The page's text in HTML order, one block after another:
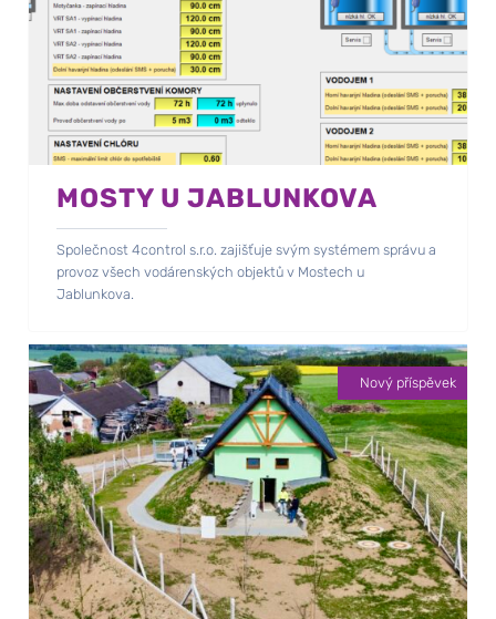
MOSTY U JABLUNKOVA
Společnost 4control s.r.o. zajišťuje svým systémem správu a
provoz všech vodárenských objektů v Mostech u
Jablunkova.
Nový příspěvek